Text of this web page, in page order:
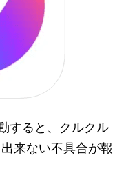
すると、クルクル
来ない不具合が報